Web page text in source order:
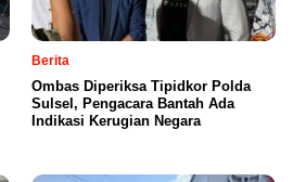
Berita
Ombas Diperiksa Tipidkor Polda
Sulsel, Pengacara Bantah Ada
Indikasi Kerugian Negara